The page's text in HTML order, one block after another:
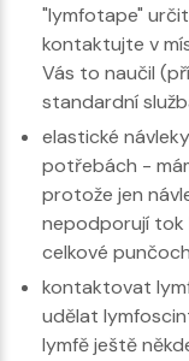
"lymfotape"
kontaktujte v
Vás to naučil
standardní
elastické
potřebách -
protože jen
nepodporují tok
celkové
kontaktovat
udělat
lymfě ještě